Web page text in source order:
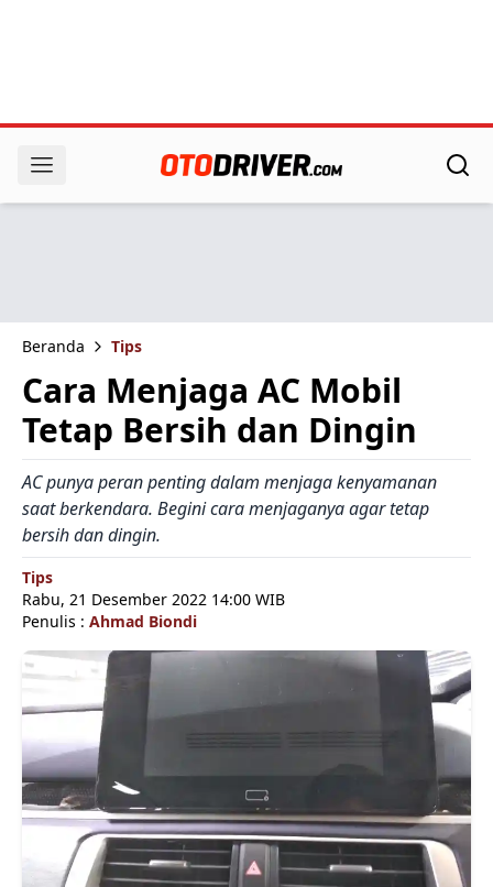
Beranda Tips
Cara Menjaga AC Mobil
Tetap Bersih dan Dingin
AC punya peran penting dalam menjaga kenyamanan
saat berkendara. Begini cara menjaganya agar tetap
bersih dan dingin.
Tips
Rabu, 21 Desember 2022 14:00 WIB
Penulis : Ahmad Biondi